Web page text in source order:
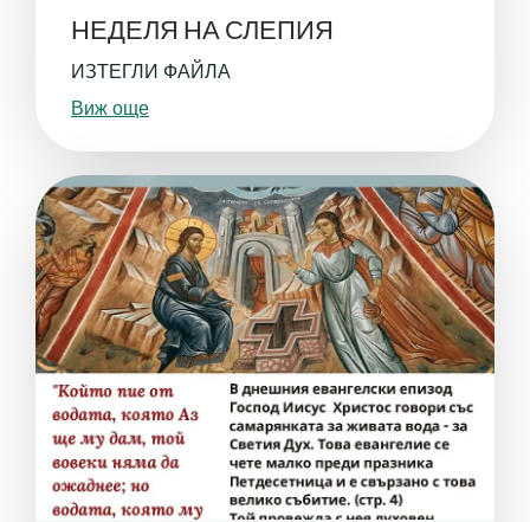
НЕДЕЛЯ НА СЛЕПИЯ
ИЗТЕГЛИ ФАЙЛА
Виж още